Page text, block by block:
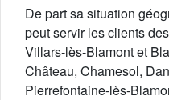
De part sa situation
peut servir les clients
Villars-lès-Blamont et
Château, Chamesol,
Pierrefontaine-lès-